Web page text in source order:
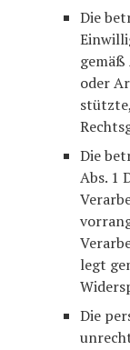
Die
gemäß
oder
Die
Abs. 1
legt
Die